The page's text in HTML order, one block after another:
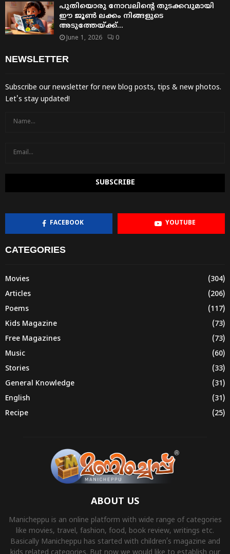
പുതിയൊരു നോവലിന്റെ തുടക്കവുമായി
ഈ ജൂൺ ലക്കം നിങ്ങളുടെ
അടുത്തേയ്ക്ക്…
June 1, 2026 0
NEWSLETTER
Subscribe our newsletter for new blog posts, tips & new photos.
Let's stay updated!
FACEBOOK YOUTUBE
CATEGORIES
Movies
(304)
Articles
(206)
Poems
(117)
Kids Magazine
(73)
Free Magazines
(73)
Music
(60)
Stories
(33)
General Knowledge
(31)
English
(31)
Recipe
(25)
ABOUT US
Manicheppu is an online platform with wide range of categories
like movies, travel, fashion, food, book review, writings etc.
Basically Manicheppu has started with children’s magazine and